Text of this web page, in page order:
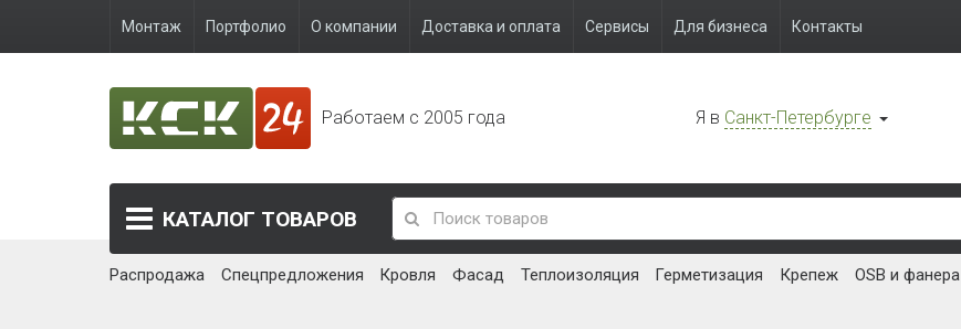
Монтаж Портфолио О компании Доставка и оплата Сервисы Для бизнеса Контакты
Работаем с 2005 года Я в Санкт-Петербурге
КАТАЛОГ ТОВАРОВ
Распродажа Спецпредложения Кровля Фасад Теплоизоляция Герметизация Крепеж OSB и фанера